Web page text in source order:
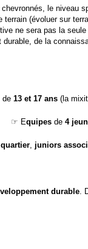
le
(évoluer sur
ne sera pas la
de la
de 13 et 17 ans (la
☞ Equipesde 4
, juniors
ment durable.